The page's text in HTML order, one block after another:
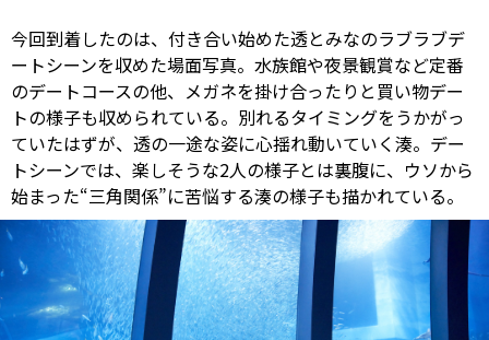
今回到着したのは、付き合い始めた透とみなのラブラブデ
ートシーンを収めた場面写真。水族館や夜景観賞など定番
のデートコースの他、メガネを掛け合ったりと買い物デー
トの様子も収められている。別れるタイミングをうかがっ
ていたはずが、透の一途な姿に心揺れ動いていく湊。デー
トシーンでは、楽しそうな2人の様子とは裏腹に、ウソから
始まった“三角関係”に苦悩する湊の様子も描かれている。